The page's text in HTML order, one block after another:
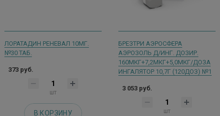
ЛОРАТАДИН РЕНЕВАЛ 10МГ.
№30 ТАБ.
373 руб.
шт
В КОРЗИНУ
БРЕЗТРИ АЭРОСФЕРА
АЭРОЗОЛЬ Д/ИНГ. ДОЗИР.
160МКГ+7,2МКГ+5,0МКГ/ДОЗА
ИНГАЛЯТОР 10,7Г (120ДОЗ) №1
3 053 руб.
шт